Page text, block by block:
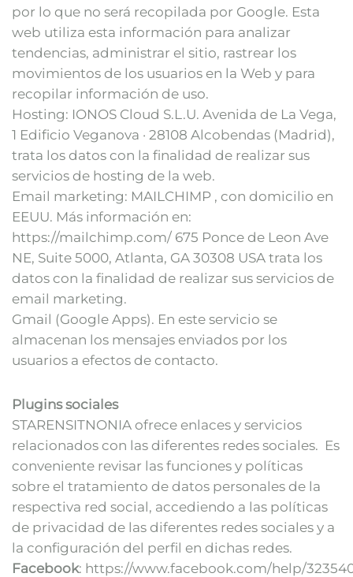
por lo que no será recopilada por Google. Esta
web utiliza esta información para analizar
tendencias, administrar el sitio, rastrear los
movimientos de los usuarios en la Web y para
recopilar información de uso.
Hosting: IONOS Cloud S.L.U. Avenida de La Vega,
1 Edificio Veganova · 28108 Alcobendas (Madrid),
trata los datos con la finalidad de realizar sus
servicios de hosting de la web.
Email marketing: MAILCHIMP , con domicilio en
EEUU. Más información en:
https://mailchimp.com/ 675 Ponce de Leon Ave
NE, Suite 5000, Atlanta, GA 30308 USA trata los
datos con la finalidad de realizar sus servicios de
email marketing.
Gmail (Google Apps). En este servicio se
almacenan los mensajes enviados por los
usuarios a efectos de contacto.
Plugins sociales
STARENSITNONIA ofrece enlaces y servicios
relacionados con las diferentes redes sociales. Es
conveniente revisar las funciones y políticas
sobre el tratamiento de datos personales de la
respectiva red social, accediendo a las políticas
de privacidad de las diferentes redes sociales y a
la configuración del perfil en dichas redes.
Facebook: https://www.facebook.com/help/